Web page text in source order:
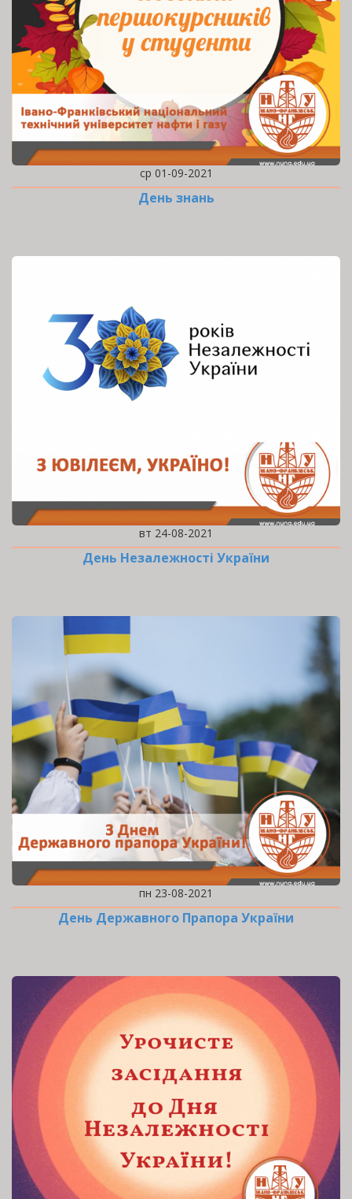
ср 01-09-2021
День знань
вт 24-08-2021
День Незалежності України
пн 23-08-2021
День Державного Прапора України